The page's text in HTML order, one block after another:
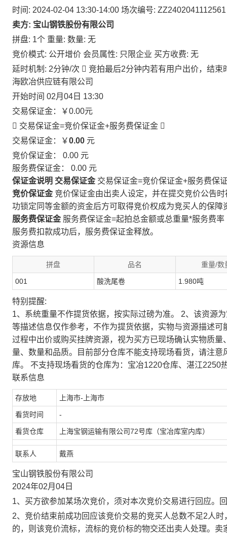
时间: 2024-02-04 13:30-14:00 场次编号: ZZ2402041112561
卖方: 宝山钢铁股份有限公司
拼盘: 1个 重量: 数量: 无
竞价模式: 公开增价 会员属性: 只限企业 买方收费: 无
延时机制: 2分钟/次  竞拍最后2分钟内若有用户出价，结
海欧冶供应链有限公司
开始时间 02月04日 13:30
交易保证金：
￥0.00元
 交易保证金=竞价保证金+服务费保证金 
交易保证金：￥0.00 元
竞价保证金： 0.00 元
服务费保证金： 0.00 元
保证金说明 交易保证金 交易保证金=竞价保证金+服务费保
竞价保证金 竞价保证金由出卖人设定，并在提交竞价公告
功锁定同等金额的资金后方可取得竞价权成为竞买人的保障
服务费保证金 服务费保证金=起拍总金额或总重量*服务费率
服务费扣款成功后，服务费保证金释放。
资源信息
拼盘 品名 重量/数
001 酸洗尾卷 1.980吨
特别提醒:
1、系统重量不作提货依据，按实际过磅为准。 2、该资源
等描述信息仅作参考，不作为提货依据，实物与资源描述
过程中出价或购买挂牌资源，视为买方已现场确认实物质
量、数量和品质。目前部分仓库不能支持现场看货，请注
库。 不支持现场看货的仓库为：宝冶1220仓库、湛江2250
联系信息
存放地 上海市-上海市
看货时间 -
看货仓库 上海宝钢运输有限公司72号库（宝冶库室内库）
联系人 戴燕
宝山钢铁股份有限公司
2024年02月04日
1、买方欲参加某场次竞价，须对本次竞价交易进行回应。
2、竞价结束前成功回应该竞价交易的竞买人总数不足2人
的，则该竞价流标，流标的竞价标的物交还出卖人处理。